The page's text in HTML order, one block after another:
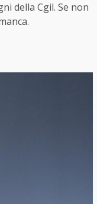
della Cgil. Se non